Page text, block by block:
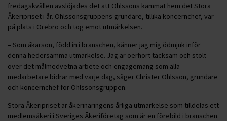
fredagskvällen avslöjades det att Ohlssons kammat hem det Stora
Åkeripriset i år. Ohlssonsgruppens grundare, tillika koncernchef, var
på plats i Örebro och tog emot utmärkelsen.
– Som åkarson, född in i branschen, känner jag mig ödmjuk inför
denna hedersamma utmärkelse. Jag är oerhört tacksam och stolt
över det målmedvetna arbete och engagemang som alla
medarbetare bidrar med varje dag, säger Christer Ohlsson, grundare
och koncernchef för Ohlssonsgruppen.
Stora Åkeripriset är åkerinäringens årliga utmärkelse som tilldelas ett
medlemsåkeri i Sveriges Åkeriföretag som är en förebild i branschen.